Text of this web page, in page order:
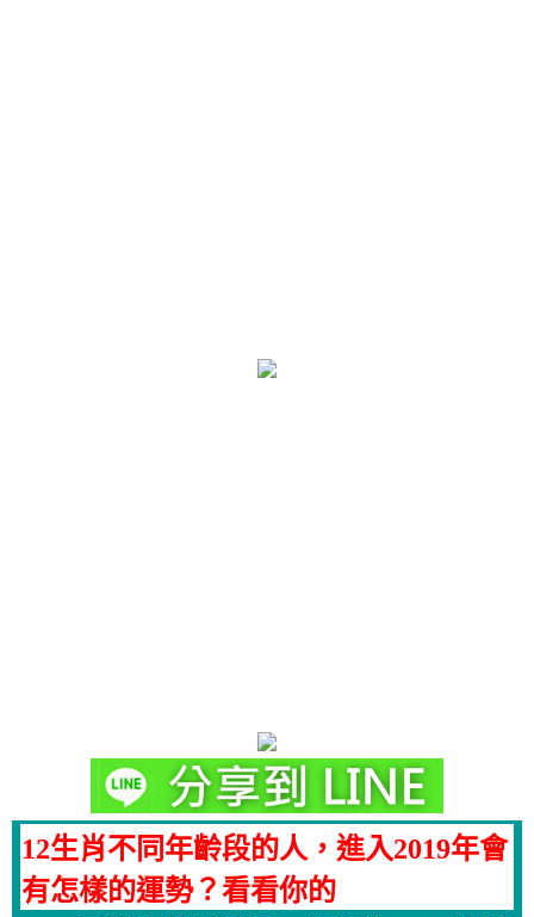
12生肖不同年齡段的人，進入2019年會
有怎樣的運勢？看看你的